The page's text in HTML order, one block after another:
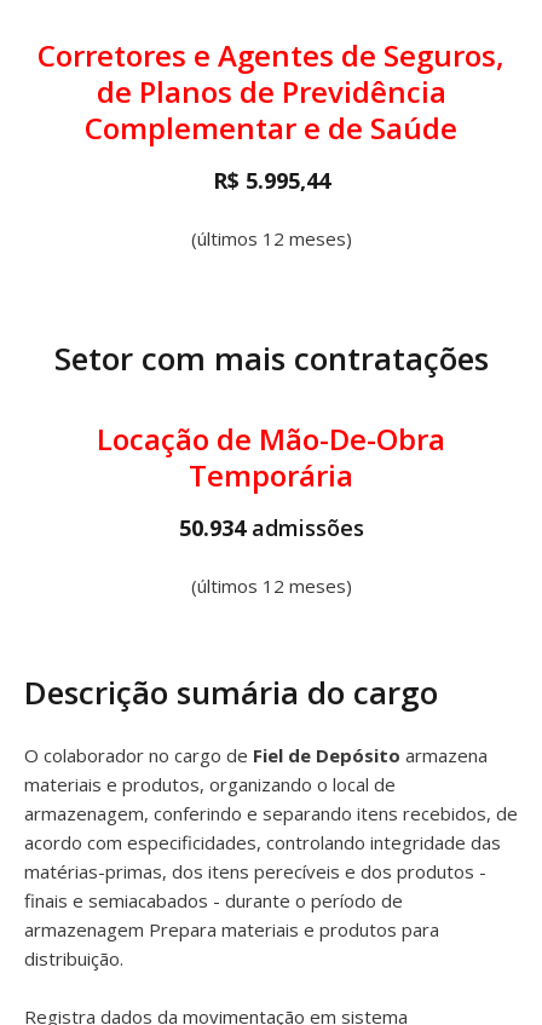
Corretores e Agentes de Seguros,
de Planos de Previdência
Complementar e de Saúde
R$ 5.995,44
(últimos 12 meses)
Setor com mais contratações
Locação de Mão-De-Obra
Temporária
50.934 admissões
(últimos 12 meses)
Descrição sumária do cargo
O colaborador no cargo de Fiel de Depósito armazena
materiais e produtos, organizando o local de
armazenagem, conferindo e separando itens recebidos, de
acordo com especificidades, controlando integridade das
matérias-primas, dos itens perecíveis e dos produtos -
finais e semiacabados - durante o período de
armazenagem Prepara materiais e produtos para
distribuição.
Registra dados da movimentação em sistema